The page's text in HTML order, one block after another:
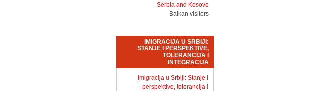
Serbia and Kosovo
Balkan visitors
IMIGRACIJA U SRBIJI:
STANJE I PERSPEKTIVE,
TOLERANCIJA I
INTEGRACIJA
Imigracija u Srbiji: Stanje i
perspektive, tolerancija i